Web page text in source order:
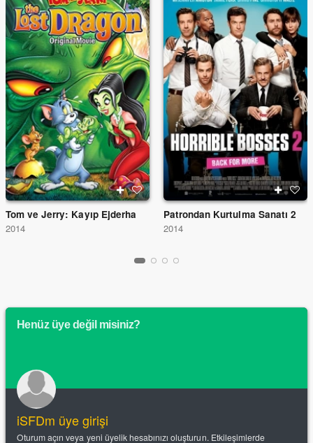
Tom ve Jerry: Kayıp Ejderha
2014
Patrondan Kurtulma Sanatı 2
2014
Henüz üye değil misiniz?
iSFDm üye girişi
Oturum açın veya yeni üyelik hesabınızı oluşturun. Etkileşimlerde